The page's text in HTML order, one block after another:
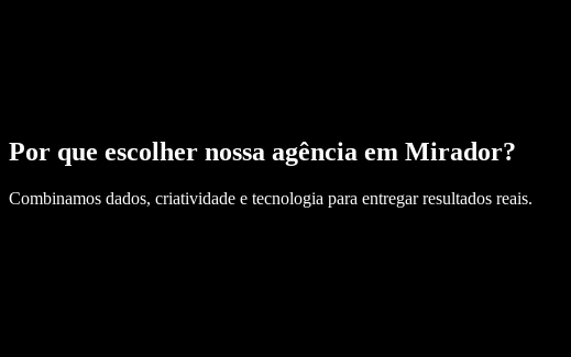
Por que escolher nossa agência em Mirador?
Combinamos dados, criatividade e tecnologia para entregar resultados reais.